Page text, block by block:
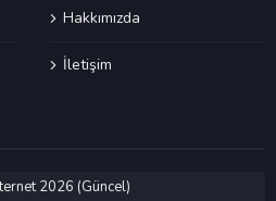
Hakkımızda
İletişim
2026 (Güncel)